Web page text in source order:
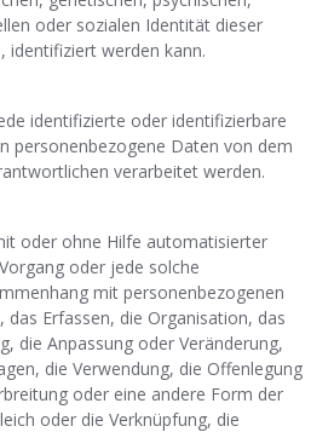
oder sozialen Identität dieser
identifiziert werden kann.
identifizierte oder identifizierbare
personenbezogene Daten von dem
verarbeitet werden.
oder ohne Hilfe automatisierter
oder jede solche
mit personenbezogenen
das Erfassen, die Organisation, das
die Anpassung oder Veränderung,
die Verwendung, die Offenlegung
oder eine andere Form der
oder die Verknüpfung, die